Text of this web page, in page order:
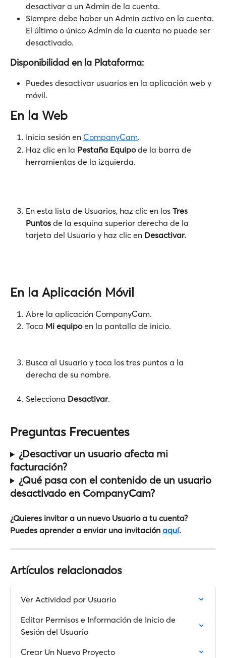
desactivar a un Admin de la cuenta.
Siempre debe haber un Admin activo en la cuenta.
El último o único Admin de la cuenta no puede ser
desactivado.
Disponibilidad en la Plataforma:
Puedes desactivar usuarios en la aplicación web y
móvil.
En la Web
Inicia sesión en CompanyCam.
Haz clic en la Pestaña Equipo de la barra de
herramientas de la izquierda.
En esta lista de Usuarios, haz clic en los Tres
Puntos de la esquina superior derecha de la
tarjeta del Usuario y haz clic en Desactivar.
En la Aplicación Móvil
Abre la aplicación CompanyCam.
Toca Mi equipo en la pantalla de inicio.
Busca al Usuario y toca los tres puntos a la
derecha de su nombre.
Selecciona Desactivar.
Preguntas Frecuentes
¿Desactivar un usuario afecta mi
facturación?
¿Qué pasa con el contenido de un usuario
desactivado en CompanyCam?
¿Quieres invitar a un nuevo Usuario a tu cuenta?
Puedes aprender a enviar una invitación aquí.
Artículos relacionados
Ver Actividad por Usuario
Editar Permisos e Información de Inicio de
Sesión del Usuario
Crear Un Nuevo Proyecto